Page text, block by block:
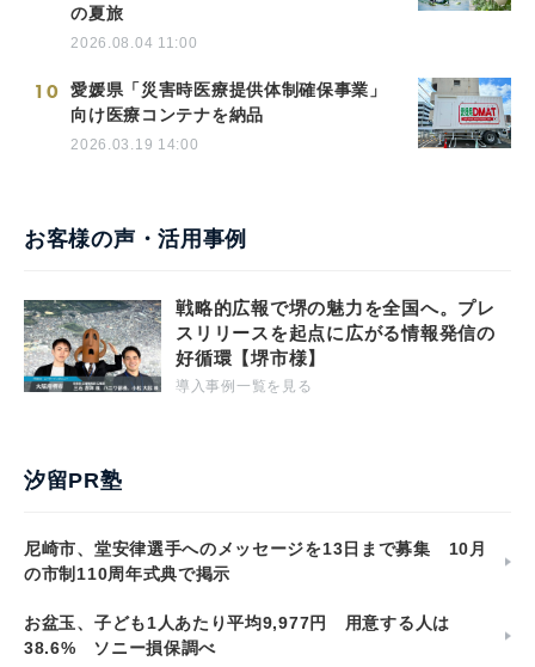
の夏旅
2026.08.04 11:00
10
愛媛県「災害時医療提供体制確保事業」
向け医療コンテナを納品
2026.03.19 14:00
お客様の声・活用事例
戦略的広報で堺の魅力を全国へ。プレ
スリリースを起点に広がる情報発信の
好循環【堺市様】
導入事例一覧を見る
汐留PR塾
尼崎市、堂安律選手へのメッセージを13日まで募集 10月
の市制110周年式典で掲示
お盆玉、子ども1人あたり平均9,977円 用意する人は
38.6% ソニー損保調べ